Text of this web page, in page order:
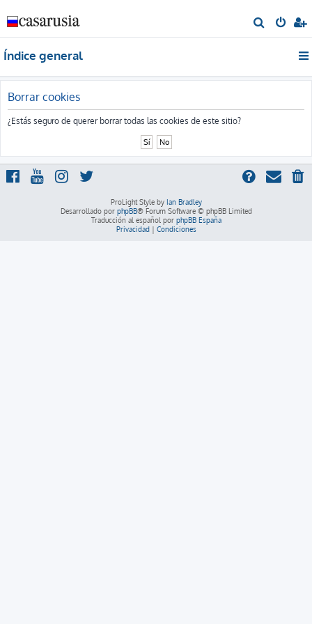
u
Índice general
Borrar cookies
¿Estás seguro de querer borrar todas las cookies de este sitio?
ProLight Style by Ian Bradley
Desarrollado por phpBB® Forum Software © phpBB Limited
Traducción al español por phpBB España
Privacidad| Condiciones